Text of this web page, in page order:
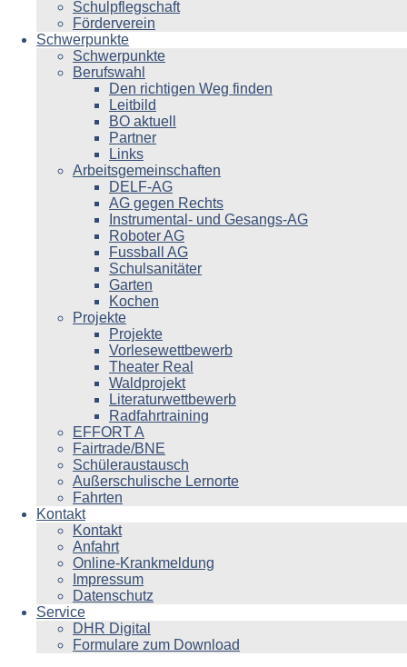
Schulpflegschaft
Förderverein
Schwerpunkte
Schwerpunkte
Berufswahl
Den richtigen Weg finden
Leitbild
BO aktuell
Partner
Links
Arbeitsgemeinschaften
DELF-AG
AG gegen Rechts
Instrumental- und Gesangs-AG
Roboter AG
Fussball AG
Schulsanitäter
Garten
Kochen
Projekte
Projekte
Vorlesewettbewerb
Theater Real
Waldprojekt
Literaturwettbewerb
Radfahrtraining
EFFORT A
Fairtrade/BNE
Schüleraustausch
Außerschulische Lernorte
Fahrten
Kontakt
Kontakt
Anfahrt
Online-Krankmeldung
Impressum
Datenschutz
Service
DHR Digital
Formulare zum Download